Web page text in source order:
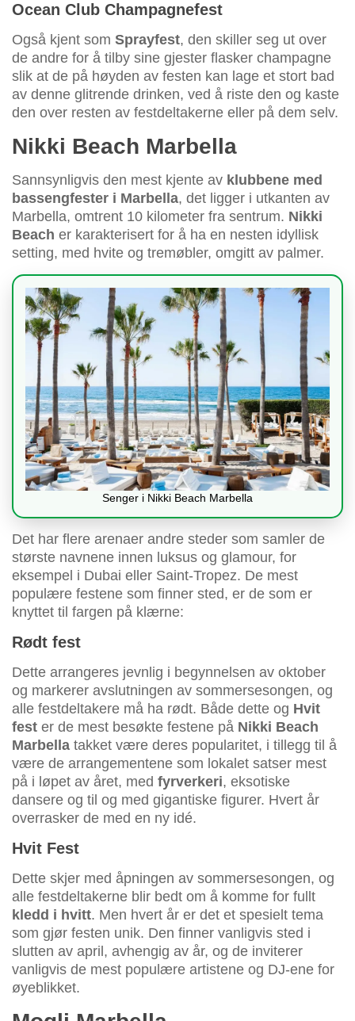
Ocean Club Champagnefest
Også kjent som Sprayfest, den skiller seg ut over
de andre for å tilby sine gjester flasker champagne
slik at de på høyden av festen kan lage et stort bad
av denne glitrende drinken, ved å riste den og kaste
den over resten av festdeltakerne eller på dem selv.
Nikki Beach Marbella
Sannsynligvis den mest kjente av klubbene med
bassengfester i Marbella, det ligger i utkanten av
Marbella, omtrent 10 kilometer fra sentrum. Nikki
Beach er karakterisert for å ha en nesten idyllisk
setting, med hvite og tremøbler, omgitt av palmer.
Senger i Nikki Beach Marbella
Det har flere arenaer andre steder som samler de
største navnene innen luksus og glamour, for
eksempel i Dubai eller Saint-Tropez. De mest
populære festene som finner sted, er de som er
knyttet til fargen på klærne:
Rødt fest
Dette arrangeres jevnlig i begynnelsen av oktober
og markerer avslutningen av sommersesongen, og
alle festdeltakere må ha rødt. Både dette og Hvit
fest er de mest besøkte festene på Nikki Beach
Marbella takket være deres popularitet, i tillegg til å
være de arrangementene som lokalet satser mest
på i løpet av året, med fyrverkeri, eksotiske
dansere og til og med gigantiske figurer. Hvert år
overrasker de med en ny idé.
Hvit Fest
Dette skjer med åpningen av sommersesongen, og
alle festdeltakerne blir bedt om å komme for fullt
kledd i hvitt. Men hvert år er det et spesielt tema
som gjør festen unik. Den finner vanligvis sted i
slutten av april, avhengig av år, og de inviterer
vanligvis de mest populære artistene og DJ-ene for
øyeblikket.